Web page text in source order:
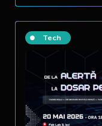
Tech